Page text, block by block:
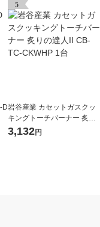
D
5
岩谷産業 カセットガスクッ
キングトーチバーナー 炙り
の達人II CB-TC-CKWHP 1台
3,132円